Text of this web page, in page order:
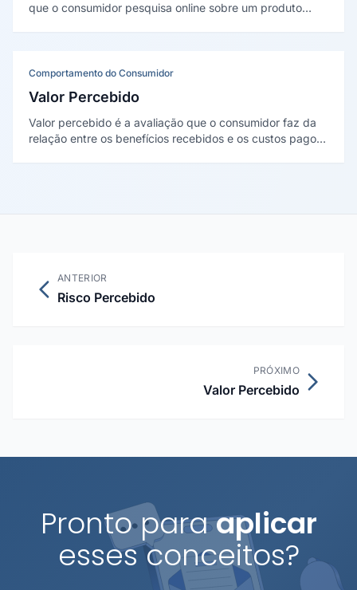
que o consumidor pesquisa online sobre um produto
Comportamento do Consumidor
Valor Percebido
Valor percebido é a avaliação que o consumidor faz da
relação entre os benefícios recebidos e os custos pagos
ANTERIOR
Risco Percebido
PRÓXIMO
Valor Percebido
Pronto paraaplicar
esses conceitos?